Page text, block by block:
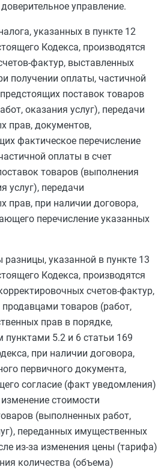
управление.
указанных в пункте 12
Кодекса, производятся
фактур, выставленных
получении оплаты, частичной
поставок товаров
оказания услуг), передачи
прав, документов,
фактическое перечисление
оплаты в счет
товаров (выполнения
услуг), передачи
прав, при наличии договора,
перечисление указанных
указанной в пункте 13
Кодекса, производятся
счетов-фактур,
товаров (работ,
прав в порядке,
пунктами 5.2 и 6 статьи 169
при наличии договора,
первичного документа,
согласие (факт уведомления)
стоимости
(выполненных работ,
переданных имущественных
из-за изменения цены (тарифа)
количества (объема)